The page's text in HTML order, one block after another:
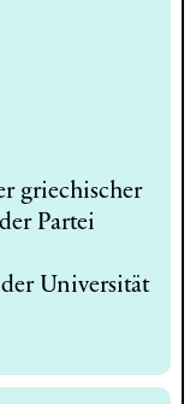
griechischer
Partei
Universität